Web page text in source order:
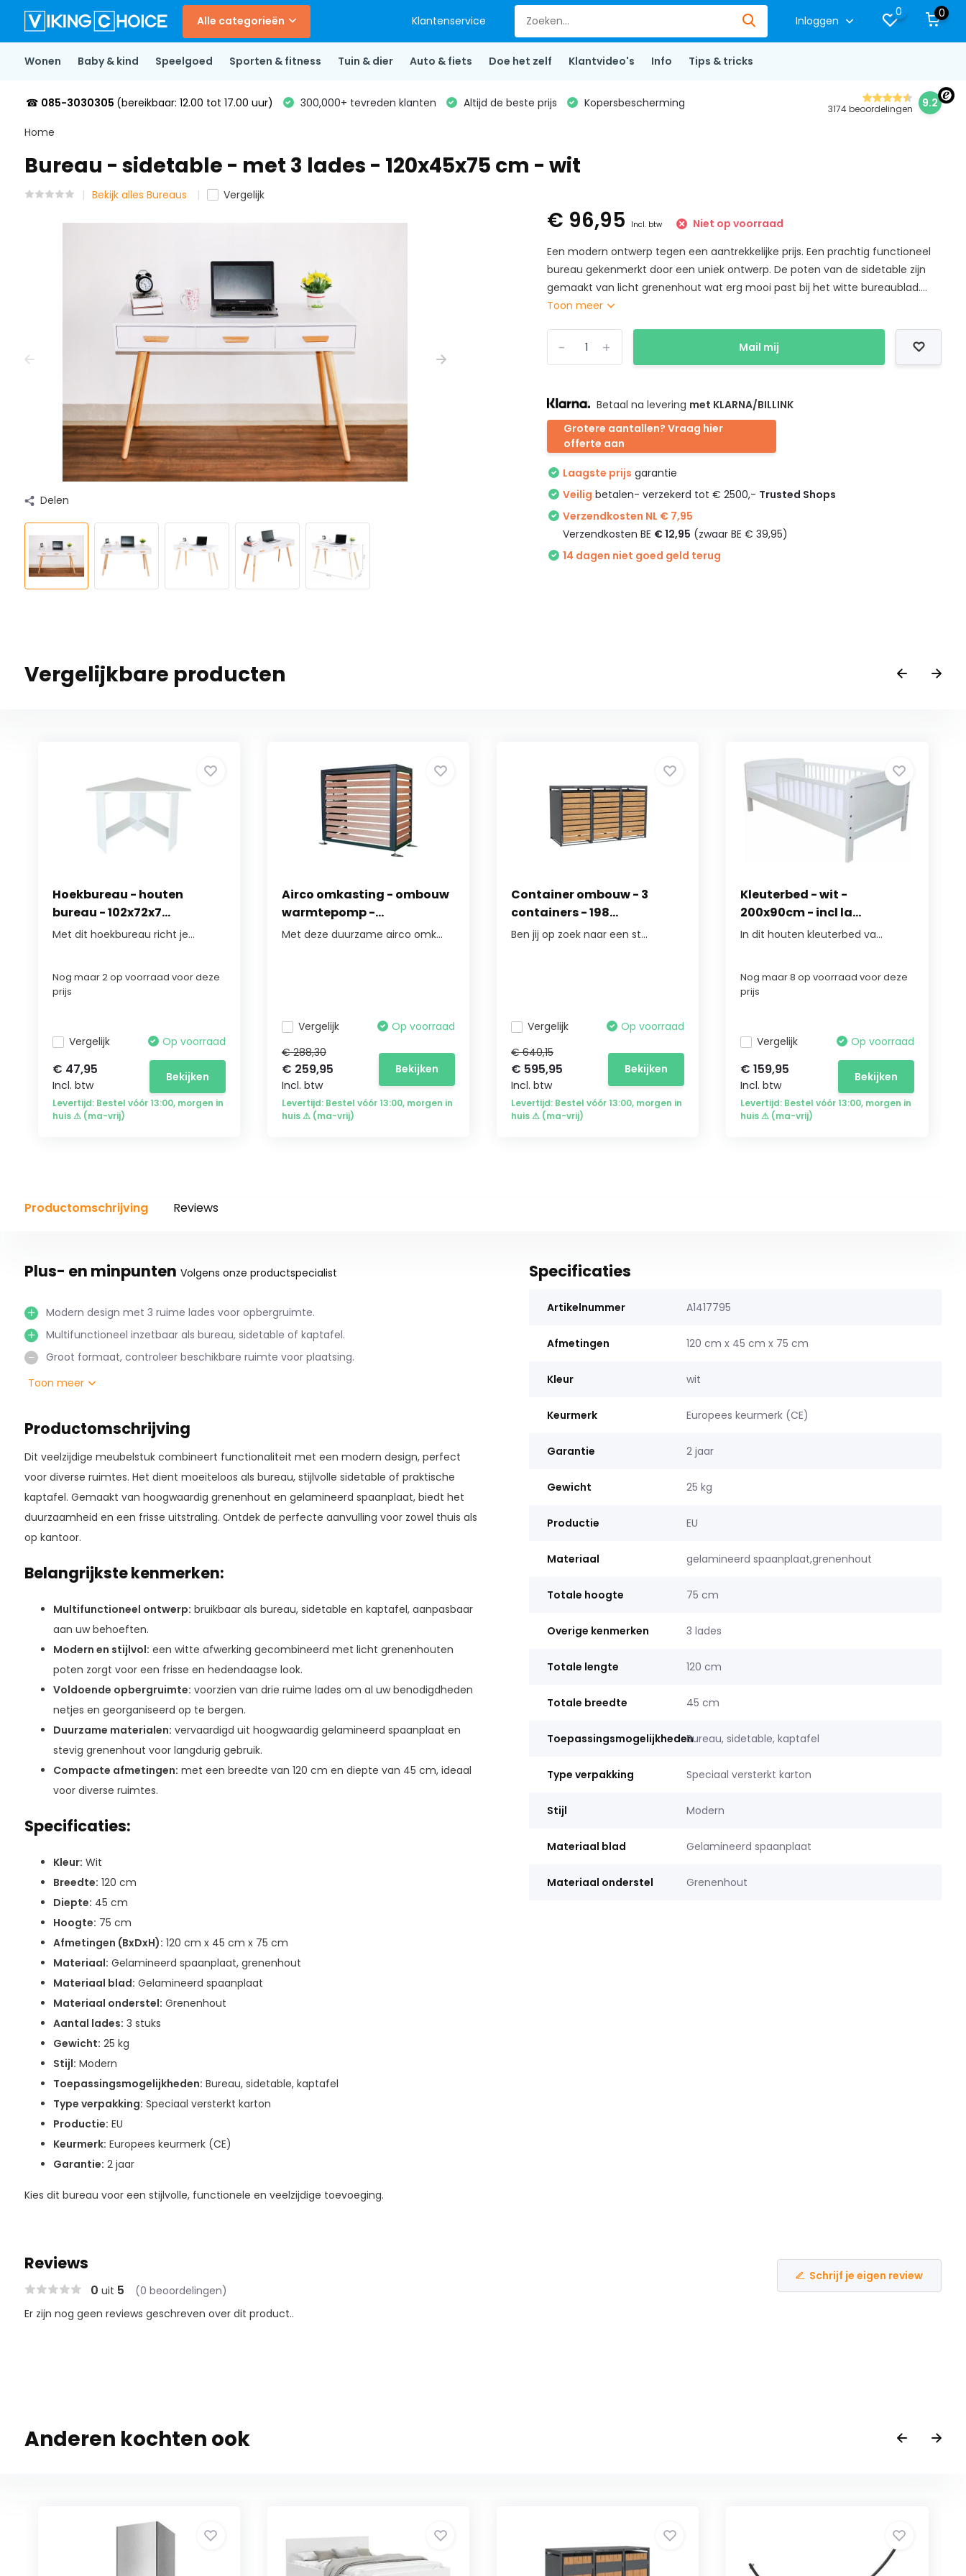
Alle categorieën Klantenservice Inloggen
0 0
Wonen Baby & kind Speelgoed Sporten & fitness Tuin & dier Auto & fiets Doe het zelf Klantvideo's Info Tips & tricks
☎ 085-3030305 (bereikbaar: 12.00 tot 17.00 uur) 300,000+ tevreden klanten Altijd de beste prijs Kopersbescherming 3174 beoordelingen 9.2
Home
Bureau - sidetable - met 3 lades - 120x45x75 cm - wit
Bekijk alles Bureaus Vergelijk
Delen
€ 96,95 Incl. btw
Niet op voorraad
Een modern ontwerp tegen een aantrekkelijke prijs. Een prachtig functioneel
bureau gekenmerkt door een uniek ontwerp. De poten van de sidetable zijn
gemaakt van licht grenenhout wat erg mooi past bij het witte bureaublad....
Toon meer
+
- Mail mij
Betaal na levering met KLARNA/BILLINK
Grotere aantallen? Vraag hier
offerte aan
Laagste prijs garantie
Veilig betalen- verzekerd tot € 2500,- Trusted Shops
Verzendkosten NL € 7,95
Verzendkosten BE € 12,95 (zwaar BE € 39,95)
14 dagen niet goed geld terug
Vergelijkbare producten
Hoekbureau - houten
bureau - 102x72x7...
Met dit hoekbureau richt je...
Nog maar 2 op voorraad voor deze
prijs
Vergelijk Op voorraad
€ 47,95
Incl. btw
Bekijken
Levertijd: Bestel vóór 13:00, morgen in
huis ⚠ (ma-vrij)
Airco omkasting - ombouw
warmtepomp -...
Met deze duurzame airco omk...
Vergelijk
Op voorraad
€ 288,30
€ 259,95
Incl. btw
Bekijken
Levertijd: Bestel vóór 13:00, morgen in
huis ⚠ (ma-vrij)
Container ombouw - 3
containers - 198...
Ben jij op zoek naar een st...
Vergelijk
Op voorraad
€ 640,15
€ 595,95
Incl. btw
Bekijken
Levertijd: Bestel vóór 13:00, morgen in
huis ⚠ (ma-vrij)
Kleuterbed - wit -
200x90cm - incl la...
In dit houten kleuterbed va...
Nog maar 8 op voorraad voor deze
prijs
Vergelijk Op voorraad
€ 159,95
Incl. btw
Bekijken
Levertijd: Bestel vóór 13:00, morgen in
huis ⚠ (ma-vrij)
Productomschrijving Reviews
Plus- en minpunten Volgens onze productspecialist
Modern design met 3 ruime lades voor opbergruimte.
Multifunctioneel inzetbaar als bureau, sidetable of kaptafel.
Groot formaat, controleer beschikbare ruimte voor plaatsing.
Toon meer
Productomschrijving
Dit veelzijdige meubelstuk combineert functionaliteit met een modern design, perfect
voor diverse ruimtes. Het dient moeiteloos als bureau, stijlvolle sidetable of praktische
kaptafel. Gemaakt van hoogwaardig grenenhout en gelamineerd spaanplaat, biedt het
duurzaamheid en een frisse uitstraling. Ontdek de perfecte aanvulling voor zowel thuis als
op kantoor.
Belangrijkste kenmerken:
Multifunctioneel ontwerp: bruikbaar als bureau, sidetable en kaptafel, aanpasbaar
aan uw behoeften.
Modern en stijlvol: een witte afwerking gecombineerd met licht grenenhouten
poten zorgt voor een frisse en hedendaagse look.
Voldoende opbergruimte: voorzien van drie ruime lades om al uw benodigdheden
netjes en georganiseerd op te bergen.
Duurzame materialen: vervaardigd uit hoogwaardig gelamineerd spaanplaat en
stevig grenenhout voor langdurig gebruik.
Compacte afmetingen: met een breedte van 120 cm en diepte van 45 cm, ideaal
voor diverse ruimtes.
Specificaties:
Kleur: Wit
Breedte: 120 cm
Diepte: 45 cm
Hoogte: 75 cm
Afmetingen (BxDxH): 120 cm x 45 cm x 75 cm
Materiaal: Gelamineerd spaanplaat, grenenhout
Materiaal blad: Gelamineerd spaanplaat
Materiaal onderstel: Grenenhout
Aantal lades: 3 stuks
Gewicht: 25 kg
Stijl: Modern
Toepassingsmogelijkheden: Bureau, sidetable, kaptafel
Type verpakking: Speciaal versterkt karton
Productie: EU
Keurmerk: Europees keurmerk (CE)
Garantie: 2 jaar
Kies dit bureau voor een stijlvolle, functionele en veelzijdige toevoeging.
Specificaties
Artikelnummer A1417795
Afmetingen 120 cm x 45 cm x 75 cm
Kleur wit
Keurmerk Europees keurmerk (CE)
Garantie 2 jaar
Gewicht 25 kg
Productie EU
Materiaal gelamineerd spaanplaat,grenenhout
Totale hoogte 75 cm
Overige kenmerken 3 lades
Totale lengte 120 cm
Totale breedte 45 cm
ToepassingsmogelijkhedenBureau, sidetable, kaptafel
Type verpakking Speciaal versterkt karton
Stijl Modern
Materiaal blad Gelamineerd spaanplaat
Materiaal onderstel Grenenhout
Reviews
0 uit 5 (0 beoordelingen)
Schrijf je eigen review
Er zijn nog geen reviews geschreven over dit product..
Anderen kochten ook